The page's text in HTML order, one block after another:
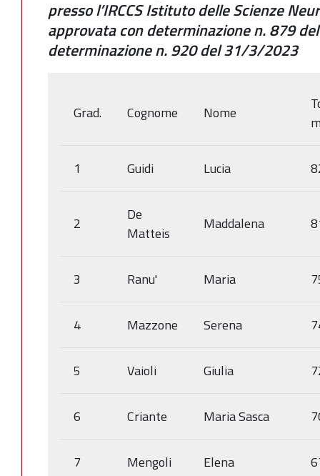
presso l’IRCCS Istituto delle Scienze
approvata con determinazione n. 879
determinazione n. 920 del 31/3/2023
Grad. Cognome Nome
1 Guidi Lucia
2
De
Matteis
Maddalena
3 Ranu' Maria
4 Mazzone Serena
5 Vaioli Giulia
6 Criante Maria Sasca
7 Mengoli Elena